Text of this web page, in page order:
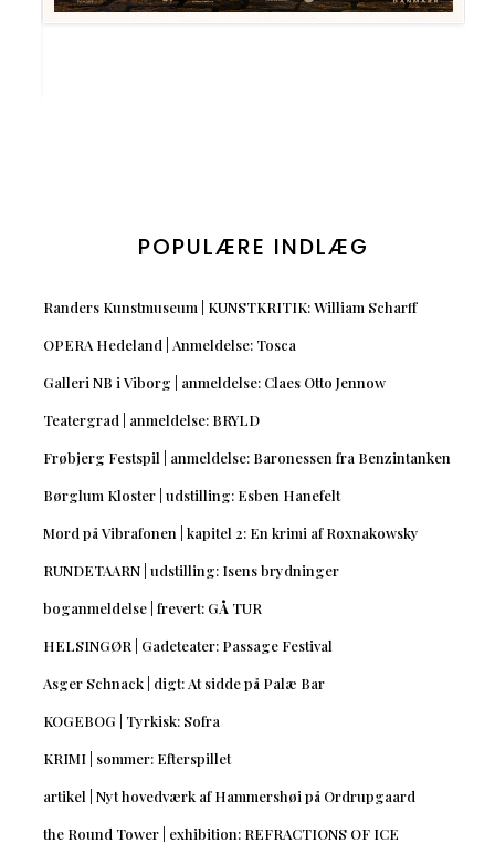
POPULÆRE INDLÆG
Randers Kunstmuseum | KUNSTKRITIK: William Scharff
OPERA Hedeland | Anmeldelse: Tosca
Galleri NB i Viborg | anmeldelse: Claes Otto Jennow
Teatergrad | anmeldelse: BRYLD
Frøbjerg Festspil | anmeldelse: Baronessen fra Benzintanken
Børglum Kloster | udstilling: Esben Hanefelt
Mord på Vibrafonen | kapitel 2: En krimi af Roxnakowsky
RUNDETAARN | udstilling: Isens brydninger
boganmeldelse | frevert: GÅ TUR
HELSINGØR | Gadeteater: Passage Festival
Asger Schnack | digt: At sidde på Palæ Bar
KOGEBOG | Tyrkisk: Sofra
KRIMI | sommer: Efterspillet
artikel | Nyt hovedværk af Hammershøi på Ordrupgaard
the Round Tower | exhibition: REFRACTIONS OF ICE